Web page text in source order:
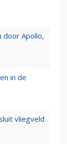
door Apollo,
in de
vliegveld